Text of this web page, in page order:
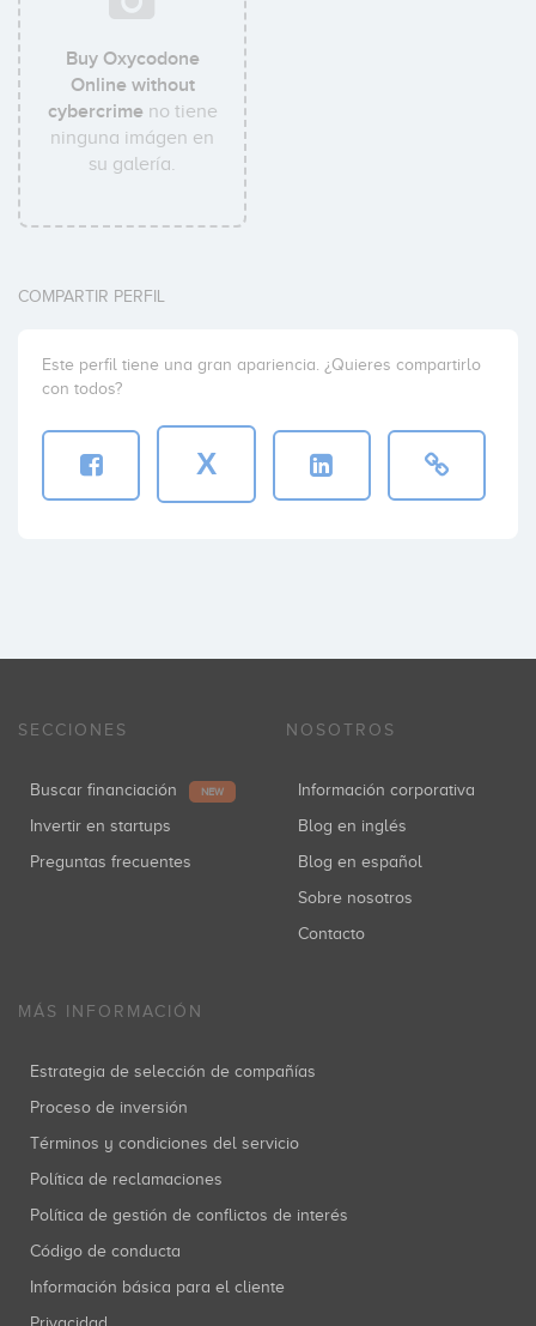
Buy Oxycodone
Online without
cybercrimeno tiene
ninguna imágen en
su galería.
COMPARTIR PERFIL
Este perfil tiene una gran apariencia. ¿Quieres compartirlo
con todos?
X
SECCIONES
Buscar financiación NEW
Invertir en startups
Preguntas frecuentes
NOSOTROS
Información corporativa
Blog en inglés
Blog en español
Sobre nosotros
Contacto
MÁS INFORMACIÓN
Estrategia de selección de compañías
Proceso de inversión
Términos y condiciones del servicio
Política de reclamaciones
Política de gestión de conflictos de interés
Código de conducta
Información básica para el cliente